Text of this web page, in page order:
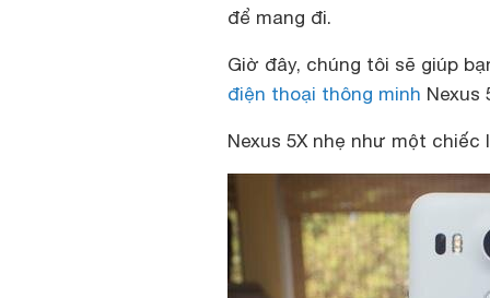
để mang đi.
Giờ đây, chúng tôi sẽ giúp
điện thoại thông minh Nexus
Nexus 5X nhẹ như một chiếc